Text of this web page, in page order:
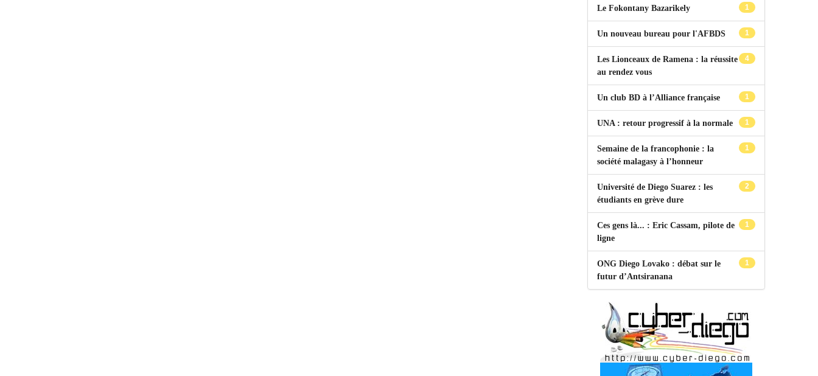
1
Le Fokontany Bazarikely
1
Un nouveau bureau pour l'AFBDS
4
Les Lionceaux de Ramena : la réussite
au rendez vous
1
Un club BD à l’Alliance française
1
UNA : retour progressif à la normale
1
Semaine de la francophonie : la
société malagasy à l’honneur
2
Université de Diego Suarez : les
étudiants en grève dure
1
Ces gens là... : Eric Cassam, pilote de
ligne
1
ONG Diego Lovako : débat sur le
futur d’Antsiranana